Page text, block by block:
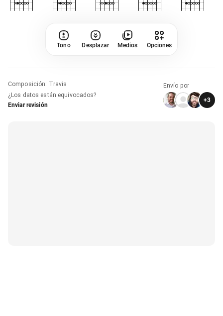
Tono Desplazar Medios Opciones
Composición: Travis
¿Los datos están equivocados?
Enviar revisión
Envío por
+3